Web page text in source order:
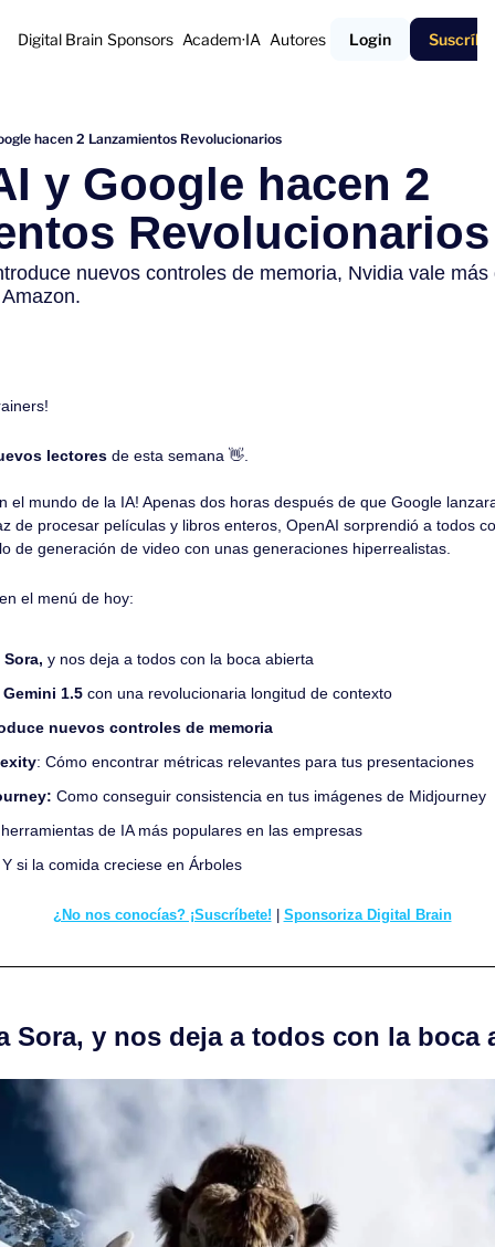
Digital Brain Sponsors Academ·IA Autores Login
hacen 2 Lanzamientos Revolucionarios
y Google hacen 2
Revolucionarios
nuevos controles de memoria, Nvidia vale
lectores de esta semana 👋
el mundo de la IA! Apenas dos horas después de que Google
de procesar películas y libros enteros, OpenAI sorprendió a todos
de generación de video con unas generaciones hiperrealistas.
el menú de hoy:
y nos deja a todos con la boca abierta
1.5 con una revolucionaria longitud de contexto
nuevos controles de memoria
: Cómo encontrar métricas relevantes para tus presentaciones
Como conseguir consistencia en tus imágenes de Midjourney
de IA más populares en las empresas
Y si la comida creciese en Árboles
¿No nos conocías? ¡Suscríbete! Sponsoriza Digital Brain
Sora, y nos deja a todos con la boca